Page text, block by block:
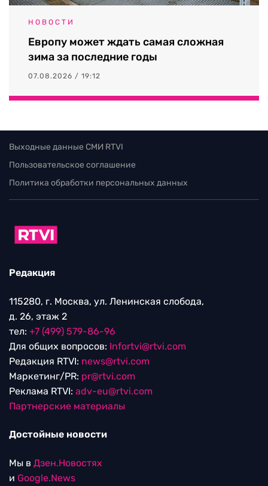
НОВОСТИ
Европу может ждать самая сложная
зима за последние годы
07.08.2026 / 19:12
Выходные данные СМИ RTVI
Пользовательское соглашение
Политика обработки персональных данных
Редакция
115280, г. Москва, ул. Ленинская слобода,
д. 26, этаж 2
тел: +7 (499) 579-86-96
Для общих вопросов: Infortvi@rtvi.com
Редакция RTVI: news@rtvi.com
Маркетинг/PR: pr@rtvi.com
Реклама RTVI: adv-eu@rtvi.com
Партнерские материалы
Достойные новости
Мы в Дзен.Новостях
и Google.News